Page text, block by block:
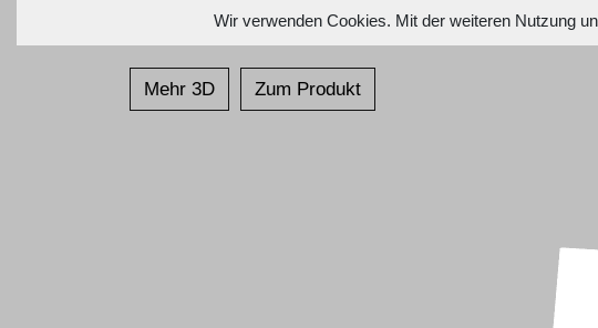
Wir verwenden Cookies. Mit der weiteren Nutzung
Mehr 3D Zum Produkt